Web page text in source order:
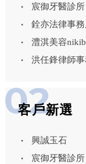
宸御牙醫診所
銓亦法律事
澧淇美容
洪任鋒律師
客戶新選
興誠玉石
宸御牙醫診所